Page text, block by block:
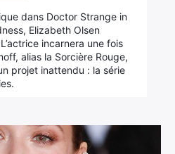
dans Doctor Strange in
Elizabeth Olsen
incarnera une fois
alias la Sorcière Rouge,
projet inattendu : la série